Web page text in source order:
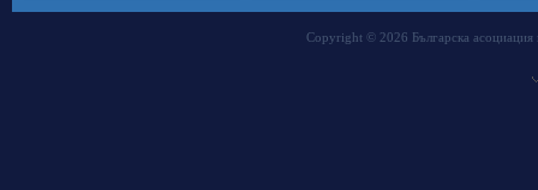
Copyright © 2026 Българска асоциация